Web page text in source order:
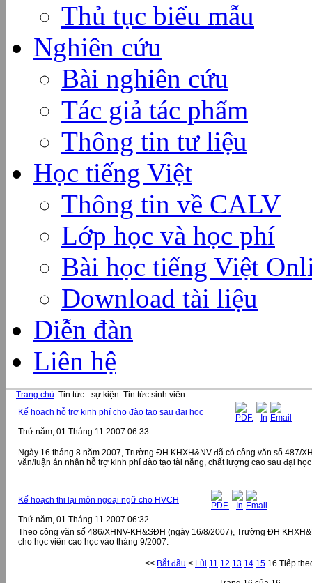
Thủ tục biểu mẫu
Nghiên cứu
Bài nghiên cứu
Tác giả tác phẩm
Thông tin tư liệu
Học tiếng Việt
Thông tin về CALV
Lớp học và học phí
Bài học tiếng Việt
Download tài liệu
Diễn đàn
Liên hệ
Trang chủ Tin tức - sự kiện Tin tức sinh viên
Kế hoạch hỗ trợ kinh phí cho đào tạo sau đại học
Thứ năm, 01 Tháng 11 2007 06:33
Ngày 16 tháng 8 năm 2007, Trường ĐH KHXH&NV đã có công văn số 487/
văn/luận án nhận hỗ trợ kinh phí đào tạo tài năng, chất lượng cao sau đại
Kế hoạch thi lại môn ngoại ngữ cho HVCH
Thứ năm, 01 Tháng 11 2007 06:32
Theo công văn số 486/XHNV-KH&SĐH (ngày 16/8/2007), Trường ĐH
cho học viên cao học vào tháng 9/2007.
<< Bắt đầu < Lùi 11 12 13 14 15 16 Tiếp